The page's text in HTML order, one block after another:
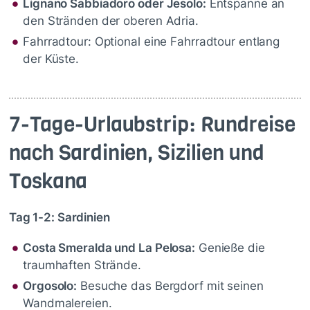
Lignano Sabbiadoro oder Jesolo: Entspanne an
den Stränden der oberen Adria.
Fahrradtour: Optional eine Fahrradtour entlang
der Küste.
7-Tage-Urlaubstrip: Rundreise
nach Sardinien, Sizilien und
Toskana
Tag 1-2: Sardinien
Costa Smeralda und La Pelosa: Genieße die
traumhaften Strände.
Orgosolo: Besuche das Bergdorf mit seinen
Wandmalereien.